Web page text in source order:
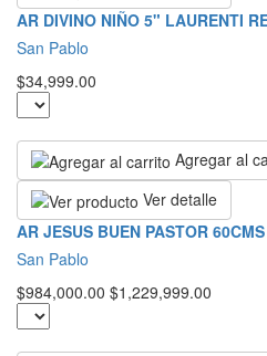
AR DIVINO NIÑO 5" LAURENTI
San Pablo
$34,999.00
Agregar al
Ver detalle
AR JESUS BUEN PASTOR
San Pablo
$984,000.00 $1,229,999.00